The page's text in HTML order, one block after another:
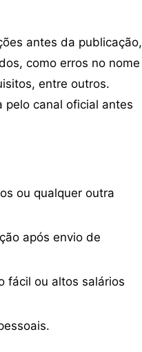
antes da publicação,
como erros no nome
entre outros.
pelo canal oficial antes
ou qualquer outra
após envio de
fácil ou altos salários